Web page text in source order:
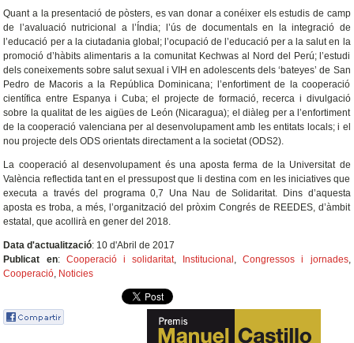
Quant a la presentació de pòsters, es van donar a conéixer els estudis de camp
de l’avaluació nutricional a l’Índia; l’ús de documentals en la integració de
l’educació per a la ciutadania global; l’ocupació de l’educació per a la salut en la
promoció d’hàbits alimentaris a la comunitat Kechwas al Nord del Perú; l’estudi
dels coneixements sobre salut sexual i VIH en adolescents dels ‘bateyes’ de San
Pedro de Macoris a la República Dominicana; l’enfortiment de la cooperació
científica entre Espanya i Cuba; el projecte de formació, recerca i divulgació
sobre la qualitat de les aigües de León (Nicaragua); el diàleg per a l’enfortiment
de la cooperació valenciana per al desenvolupament amb les entitats locals; i el
nou projecte dels ODS orientats directament a la societat (ODS2).
La cooperació al desenvolupament és una aposta ferma de la Universitat de
València reflectida tant en el pressupost que li destina com en les iniciatives que
executa a través del programa 0,7 Una Nau de Solidaritat. Dins d’aquesta
aposta es troba, a més, l’organització del pròxim Congrés de REEDES, d’àmbit
estatal, que acollirà en gener del 2018.
Data d'actualització: 10 d'Abril de 2017
Publicat en: Cooperació i solidaritat, Institucional ,Congressos i jornades,
Cooperació Noticies